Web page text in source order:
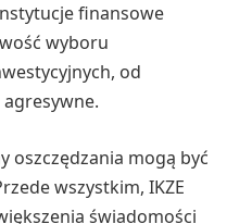
finansowe
wyboru
od
oszczędzania mogą być
wszystkim, IKZE
świadomości